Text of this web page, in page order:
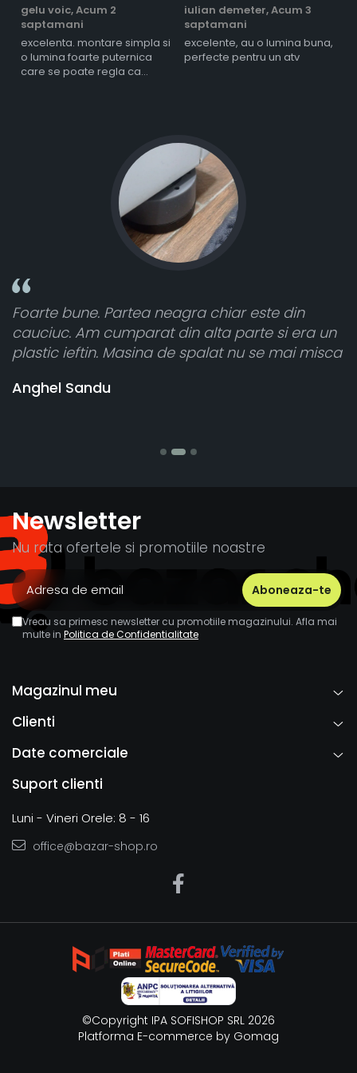
gelu voic,Acum 2
saptamani
excelenta. montare simpla si
o lumina foarte puternica
care se poate regla ca
iulian demeter,Acum 3
saptamani
excelente, au o lumina buna,
perfecte pentru un atv
Sandu
bune. Partea neagra chiar este din
Am cumparat din alta parte si era un
ieftin. Masina de spalat nu se mai misca
Newsletter
Nu rata ofertele si promotiile noastre
Vreau sa primesc newsletter cu promotiile magazinului. Afla mai
multe in Politica de Confidentialitate
Magazinul meu
Clienti
Date comerciale
Suport clienti
Luni - Vineri Orele: 8 - 16
office@bazar-shop.ro
©Copyright IPA SOFISHOP SRL 2026
Platforma E-commerce by Gomag